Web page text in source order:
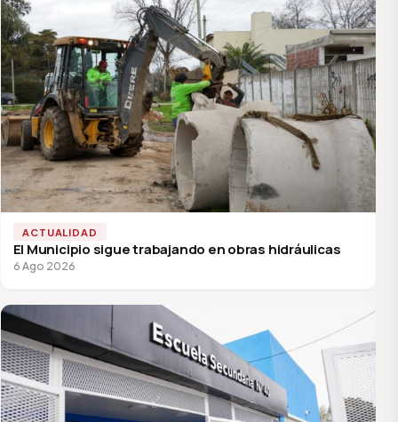
ACTUALIDAD
El Municipio sigue trabajando en obras hidráulicas
6 Ago 2026